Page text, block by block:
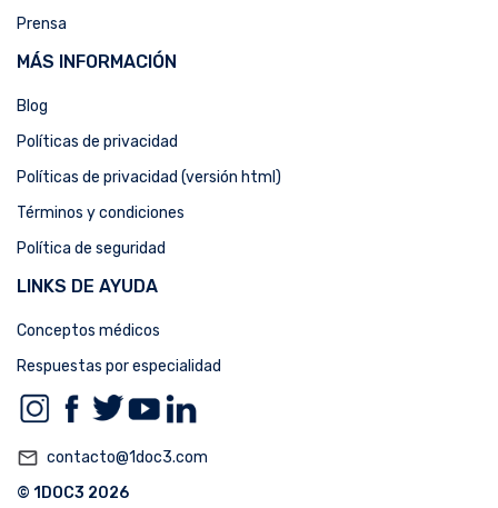
Prensa
MÁS INFORMACIÓN
Blog
Políticas de privacidad
Políticas de privacidad (versión html)
Términos y condiciones
Política de seguridad
LINKS DE AYUDA
Conceptos médicos
Respuestas por especialidad
mail_outline contacto@1doc3.com
© 1DOC3 2026